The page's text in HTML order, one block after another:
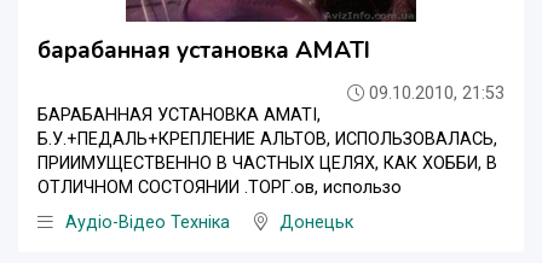
барабанная установка AMATI
09.10.2010, 21:53
БАРАБАННАЯ УСТАНОВКА AMATI,
Б.У.+ПЕДАЛЬ+КРЕПЛЕНИЕ АЛЬТОВ, ИСПОЛЬЗОВАЛАСЬ,
ПРИИМУЩЕСТВЕННО В ЧАСТНЫХ ЦЕЛЯХ, КАК ХОББИ, В
ОТЛИЧНОМ СОСТОЯНИИ .ТОРГ.ов, использо
Аудіо-Відео Техніка
Донецьк